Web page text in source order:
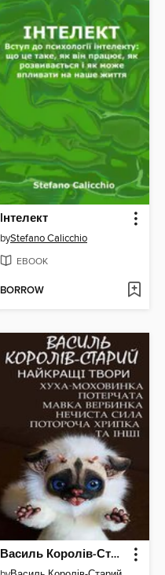
Iнтелект
byStefano Calicchio
EBOOK
BORROW
Василь Королів-Старий. Найкращі твори